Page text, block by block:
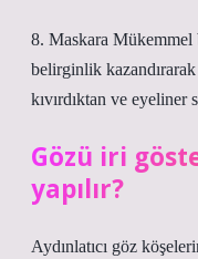
8. Maskara
belirginlik
kıvırdıktan ve eyeliner
Gözü iri
yapılır?
Aydınlatıcı göz